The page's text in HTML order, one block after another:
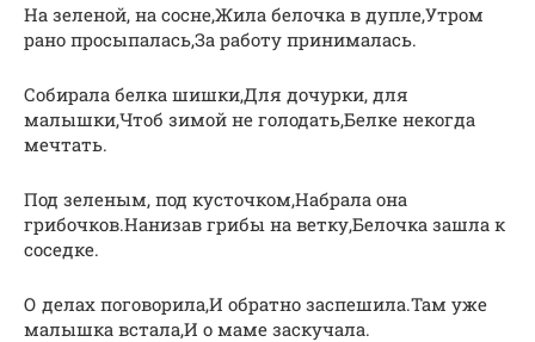
На зеленой, на сосне,Жила белочка в дупле,Утром
рано просыпалась,За работу принималась.
Собирала белка шишки,Для дочурки, для
малышки,Чтоб зимой не голодать,Белке некогда
мечтать.
Под зеленым, под кусточком,Набрала она
грибочков.Нанизав грибы на ветку,Белочка зашла к
соседке.
О делах поговорила,И обратно заспешила.Там уже
малышка встала,И о маме заскучала.